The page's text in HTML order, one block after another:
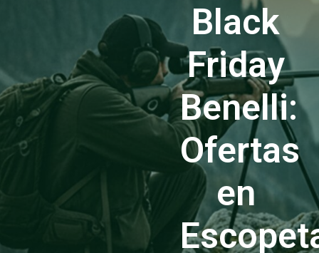
Black
Friday
Benelli:
Ofertas
en